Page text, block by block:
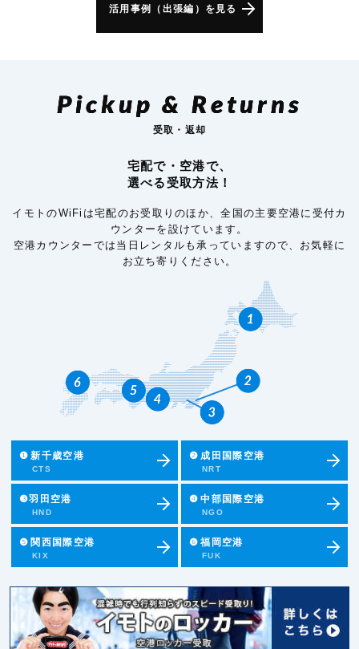
活用事例（出張編）を見る
Pickup & Returns
受取・返却
宅配で・空港で、
選べる受取方法！
イモトのWiFiは宅配のお受取りのほか、全国の主要空港に受付カ
ウンターを設けています。
空港カウンターでは当日レンタルも承っていますので、お気軽に
お立ち寄りください。
❶ 新千歳空港
CTS
❷ 成田国際空港
NRT
❸羽田空港
HND
❹ 中部国際空港
NGO
❺ 関西国際空港
KIX
❻ 福岡空港
FUK